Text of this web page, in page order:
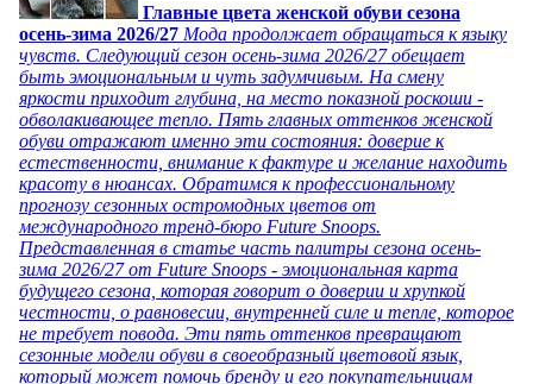
Главные цвета женской обуви сезона
осень-зима 2026/27 Мода продолжает обращаться к языку
чувств. Следующий сезон осень-зима 2026/27 обещает
быть эмоциональным и чуть задумчивым. На смену
яркости приходит глубина, на место показной роскоши -
обволакивающее тепло. Пять главных оттенков женской
обуви отражают именно эти состояния: доверие к
естественности, внимание к фактуре и желание находить
красоту в нюансах. Обратимся к профессиональному
прогнозу сезонных остромодных цветов от
международного тренд-бюро Future Snoops.
Представленная в статье часть палитры сезона осень-
зима 2026/27 от Future Snoops - эмоциональная карта
будущего сезона, которая говорит о доверии и хрупкой
честности, о равновесии, внутренней силе и тепле, которое
не требует повода. Эти пять оттенков превращают
сезонные модели обуви в своеобразный цветовой язык,
который может помочь бренду и его покупательницам